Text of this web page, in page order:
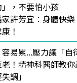
，不要怕小孩
家許芳宜：身體快樂
！
易累...壓力讓「自
！精神科醫師教你
調」